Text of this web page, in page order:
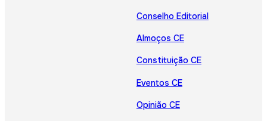
Conselho Editorial
Almoços CE
Constituição CE
Eventos CE
Opinião CE